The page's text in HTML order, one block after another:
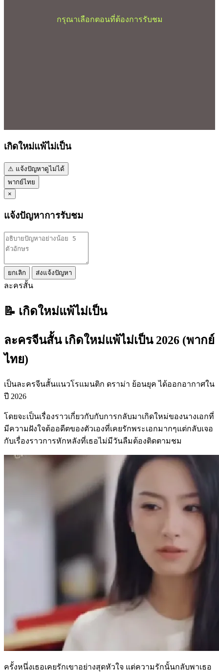
กรุณาเลือกตอนที่ต้องการรับชม
เกิดใหม่แพ้ไม่เป็น
⚠ แจ้งปัญหาดูไม่ได้
พากย์ไทย
×
แจ้งปัญหาการรับชม
ยกเลิก ส่งแจ้งปัญหา
ละครสั้น
📝 เกิดใหม่แพ้ไม่เป็น
ละครจีนสั้น เกิดใหม่แพ้ไม่เป็น 2026 (พากย์
ไทย)
เป็นละครจีนสั้นแนวโรแมนติก ดราม่า ย้อนยุค ได้ออกอากาศใน
ปี 2026
โดยจะเป็นเรื่องราวเกี่ยวกับกับการกลับมาเกิดใหม่ของนางเอกที่
มีความฝังใจต้ออดีตของตัวเองที่เคยรักพระเอกมากๆแต่กลับเจอ
กับเรื่องราวการหักหลังที่เธอไม่มีวันลืมต้องติดตามชม
ครั้งหนึ่งเธอเคยรักเขาอย่างสุดหัวใจ แต่ความรักนั้นกลับพาเธอ